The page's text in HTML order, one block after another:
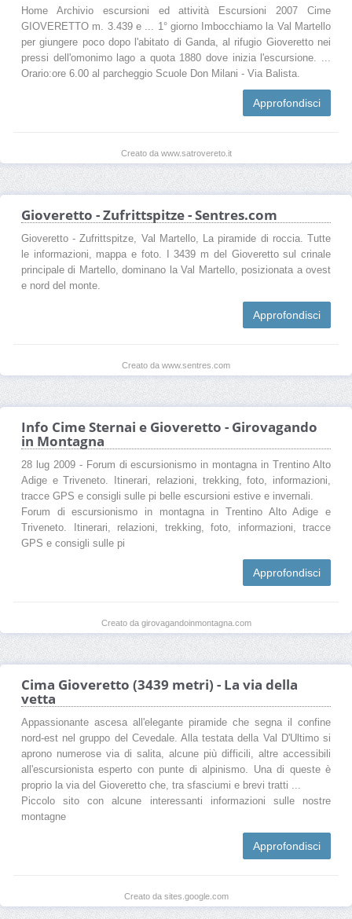
Home Archivio escursioni ed attività Escursioni 2007 Cime
GIOVERETTO m. 3.439 e ... 1° giorno Imbocchiamo la Val Martello
per giungere poco dopo l'abitato di Ganda, al rifugio Gioveretto nei
pressi dell'omonimo lago a quota 1880 dove inizia l'escursione. ...
Orario:ore 6.00 al parcheggio Scuole Don Milani - Via Balista.
Approfondisci
Creato da www.satrovereto.it
Gioveretto - Zufrittspitze - Sentres.com
Gioveretto - Zufrittspitze, Val Martello, La piramide di roccia. Tutte
le informazioni, mappa e foto. I 3439 m del Gioveretto sul crinale
principale di Martello, dominano la Val Martello, posizionata a ovest
e nord del monte.
Approfondisci
Creato da www.sentres.com
Info Cime Sternai e Gioveretto - Girovagando
in Montagna
28 lug 2009 - Forum di escursionismo in montagna in Trentino Alto
Adige e Triveneto. Itinerari, relazioni, trekking, foto, informazioni,
tracce GPS e consigli sulle pi belle escursioni estive e invernali.
Forum di escursionismo in montagna in Trentino Alto Adige e
Triveneto. Itinerari, relazioni, trekking, foto, informazioni, tracce
GPS e consigli sulle pi
Approfondisci
Creato da girovagandoinmontagna.com
Cima Gioveretto (3439 metri) - La via della
vetta
Appassionante ascesa all'elegante piramide che segna il confine
nord-est nel gruppo del Cevedale. Alla testata della Val D'Ultimo si
aprono numerose via di salita, alcune più difficili, altre accessibili
all'escursionista esperto con punte di alpinismo. Una di queste è
proprio la via del Gioveretto che, tra sfasciumi e brevi tratti ...
Piccolo sito con alcune interessanti informazioni sulle nostre
montagne
Approfondisci
Creato da sites.google.com